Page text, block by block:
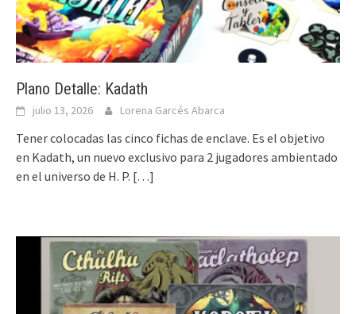
Plano Detalle: Kadath
julio 13, 2026 Lorena Garcés Abarca
Tener colocadas las cinco fichas de enclave. Es el objetivo
en Kadath, un nuevo exclusivo para 2 jugadores ambientado
en el universo de H. P. […]